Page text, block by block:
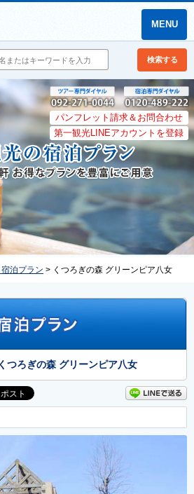
MENU
検索する
パンフレット請求＆お問合わせ
第一観光LINEアカウントを登録
泊プラン > くつろぎの森 グリーンピア八女
つろぎの森 グリーンピア八女